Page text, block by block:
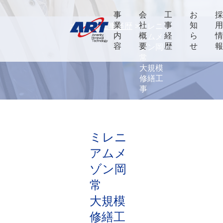
事
業
内
容
会
社
概
要
工
事
経
歴
お
知
ら
せ
ホーム 工事経歴
ミレニ
アムメ
ゾン岡
大規模
修繕工
事
ミレニ
アムメ
ゾン岡
常
大規模
修繕工